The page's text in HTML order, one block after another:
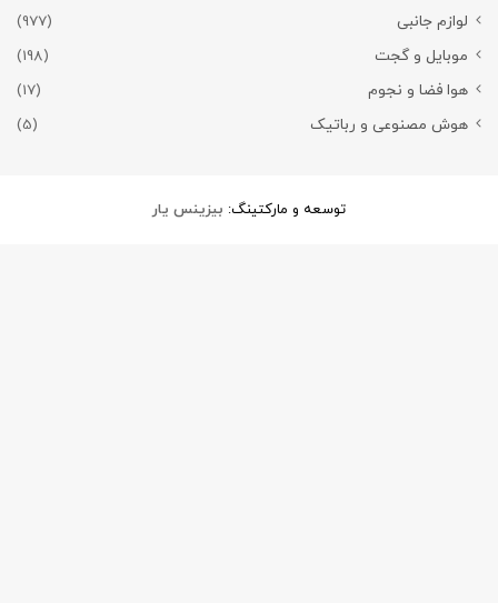
لوازم جانبی
(977)
موبایل و گجت
(198)
هوا فضا و نجوم
(17)
هوش مصنوعی و رباتیک
(5)
توسعه و مارکتینگ: بیزینس یار